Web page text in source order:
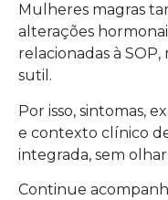
Mulheres magras
alterações
relacionadas à
sutil.
Por isso, sintomas,
e contexto clínico
integrada, sem
Continue